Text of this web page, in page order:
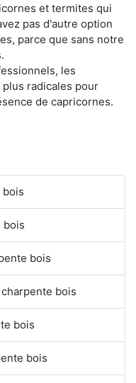
et termites qui
pas d'autre option
parce que sans notre
les
radicales pour
de capricornes.
bois
bois
bois
bois
bois
bois